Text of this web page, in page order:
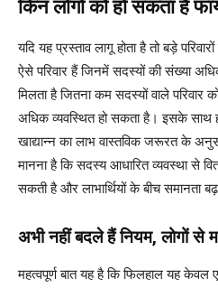
किन लोगों को हो सकता है
यदि यह प्रस्ताव लागू होता है तो बड़े
ऐसे परिवार हैं जिनमें सदस्यों की संख्या
मिलता है जितना कम सदस्यों वाले परिवार
अधिक व्यवस्थित हो सकता है। इसके साथ
खाद्यान्न का लाभ वास्तविक जरूरत के
मानना है कि सदस्य आधारित व्यवस्था से
सकती है और लाभार्थियों के बीच समानता
अभी नहीं बदले हैं नियम, लोगों से
महत्वपूर्ण बात यह है कि फिलहाल यह केवल